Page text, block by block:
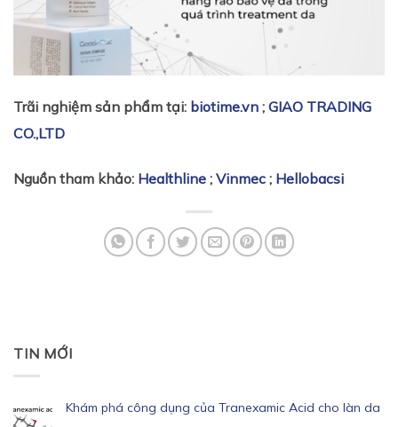
Trãi nghiệm sản phẩm tại: biotime.vn ; GIAO TRADING
CO.,LTD
Nguồn tham khảo: Healthline ; Vinmec ; Hellobacsi
TIN MỚI
Khám phá công dụng của Tranexamic Acid cho làn da